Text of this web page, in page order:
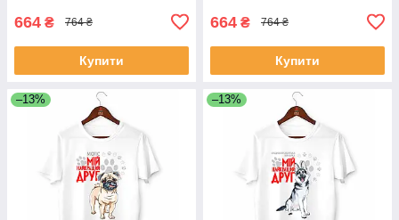
664 ₴ 764 ₴
Купити
664 ₴ 764 ₴
Купити
–13% –13%